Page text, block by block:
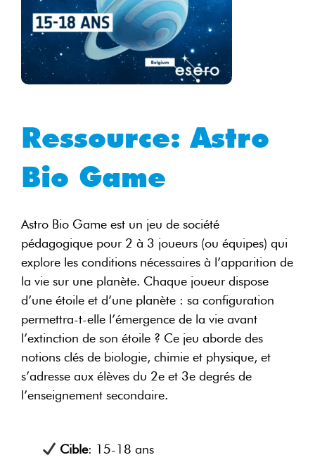
Ressource:Astro
Bio Game
Astro Bio Game est un jeu de société
pédagogique pour 2 à 3 joueurs (ou équipes) qui
explore les conditions nécessaires à l’apparition de
la vie sur une planète. Chaque joueur dispose
d’une étoile et d’une planète : sa configuration
permettra-t-elle l’émergence de la vie avant
l’extinction de son étoile ? Ce jeu aborde des
notions clés de biologie, chimie et physique, et
s’adresse aux élèves du 2e et 3e degrés de
l’enseignement secondaire.
Cible: 15-18 ans